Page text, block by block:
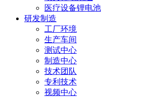
医疗设备锂电池
研发制造
工厂环境
生产车间
测试中心
制造中心
技术团队
专利技术
视频中心